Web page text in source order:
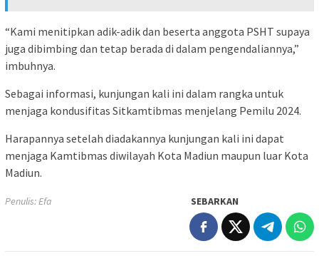
“Kami menitipkan adik-adik dan beserta anggota PSHT supaya
juga dibimbing dan tetap berada di dalam pengendaliannya,”
imbuhnya.
Sebagai informasi, kunjungan kali ini dalam rangka untuk
menjaga kondusifitas Sitkamtibmas menjelang Pemilu 2024.
Harapannya setelah diadakannya kunjungan kali ini dapat
menjaga Kamtibmas diwilayah Kota Madiun maupun luar Kota
Madiun.
Penulis: Efa SEBARKAN